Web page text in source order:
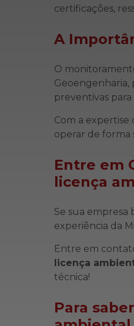
certificações,
A
O
Geoengenharia,
preventivas para
Com a expertise
operar de forma
Entre em
licença
Se sua empresa
experiência da
Entre em
licença
técnica!
Para